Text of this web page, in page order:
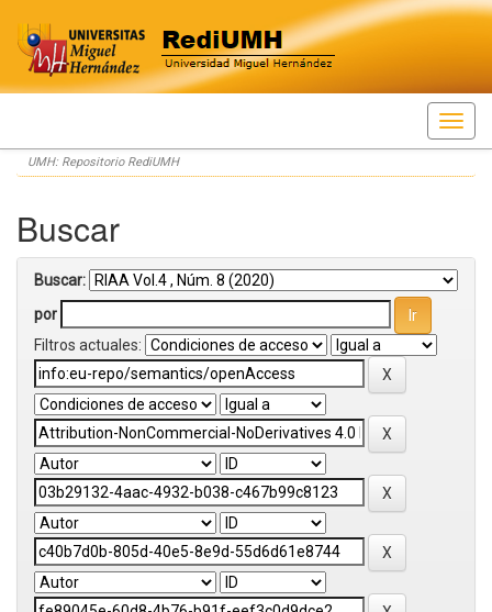
Skip
navigation
UMH: Repositorio RediUMH
Buscar
Buscar:
por
Filtros actuales: